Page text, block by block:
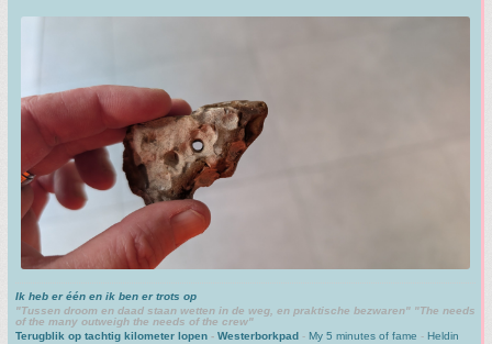
Ik heb er één en ik ben er trots op
"Tussen droom en daad staan wetten in de weg, en praktische bezwaren" "The needs
of the many outweigh the needs of the crew"
Terugblik op tachtig kilometer lopen - Westerborkpad - My 5 minutes of fame - Heldin